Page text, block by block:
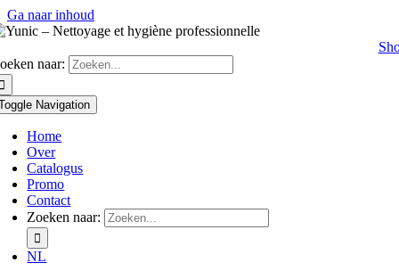
Ga naar inhoud
naar:
Navigation
Home
Over
Catalogus
Promo
Contact
Zoeken naar:
NL